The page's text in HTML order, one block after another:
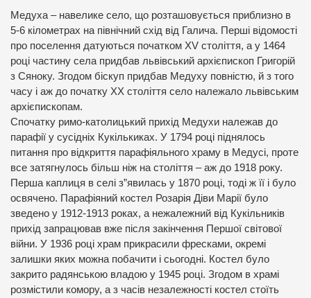
Медуха – навелике село, що розташовується приблизно в
5-6 кілометрах на північний схід від Галича. Перші відомості
про поселення датуються початком XV століття, а у 1464
році частину села придбав львівський архієпископ Григорій
з Сяноку. Згодом біскуп придбав Медуху повністю, й з того
часу і аж до початку ХХ століття село належало львівським
архієпископам.
Спочатку римо-католицький прихід Медухи належав до
парафії у сусідніх Кукількиках. У 1794 році піднялось
питання про відкриття парафіяльного храму в Медусі, проте
все затягнулось більш ніж на століття – аж до 1918 року.
Перша каплиця в селі з”явилась у 1870 році, тоді ж її і було
освячено. Парафіяний костел Розарія Діви Марії було
зведено у 1912-1913 роках, а нежалежний від Кукільників
прихід запрацював вже після закінчення Першої світової
війни. У 1936 році храм прикрасили фресками, окремі
залишки яких можна побачити і сьогодні. Костел було
закрито радянською владою у 1945 році. Згодом в храмі
розмістили комору, а з часів незалежності костел стоїть